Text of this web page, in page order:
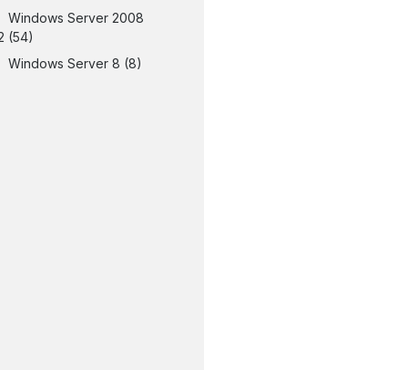
Windows Server 2008
(54)
Windows Server 8 (8)